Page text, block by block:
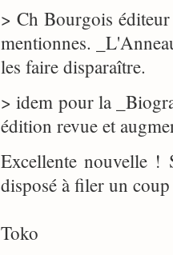
> Ch Bourgois
mentionnes.
les faire disparaître.
> idem pour la
édition revue et
Excellente nouvelle !
disposé à filer un
Toko